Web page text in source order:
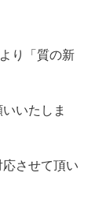
り
「質の新
いたしま
応させて頂い